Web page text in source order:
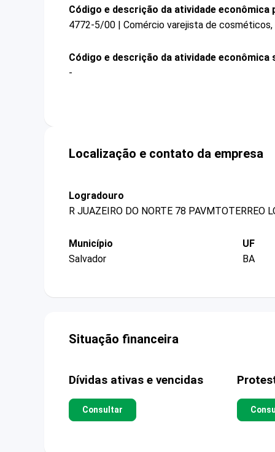
Código e descrição da atividade econômica
4772-5/00 | Comércio varejista de
Código e descrição da atividade econômica
-
Localização e contato da empresa
Logradouro
R JUAZEIRO DO NORTE 78 PAVMTOTERREO
Município
Salvador
UF
BA
Situação financeira
Dívidas ativas e vencidas
Consultar